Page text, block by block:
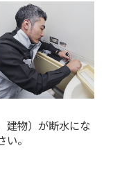
建物）が断水にな
。